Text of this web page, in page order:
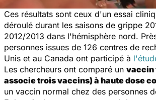
Ces résultats sont ceux d'un essai
déroulé durant les saisons de grippe
2012/2013 dans l'hémisphère nord.
personnes issues de 126 centres de
Unis et au Canada ont participé à
Les chercheurs ont comparé un vaccin
associe trois vaccins) à haute dose
un vaccin normal chez des personnes